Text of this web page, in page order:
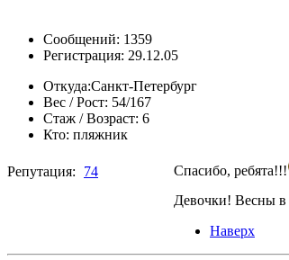
Сообщений: 1359
Регистрация: 29.12.05
Откуда:Санкт-Петербург
Вес / Рост: 54/167
Стаж / Возраст: 6
Кто: пляжник
Репутация: 74
Спасибо, ребята!!!
Девочки! Весны в
Наверх